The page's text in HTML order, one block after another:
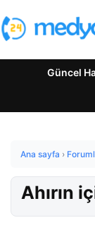
Güncel
Ana sayfa ›
Ahırın